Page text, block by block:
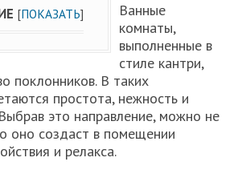
[ПОКАЗАТЬ]
Ванные
комнаты,
выполненные в
стиле кантри,
поклонников. В таких
простота, нежность и
это направление, можно не
оно создаст в помещении
и релакса.